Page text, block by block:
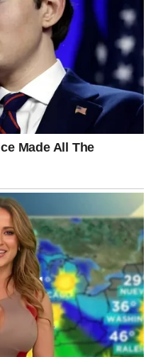
inspiracije. Onog
marta vraćaš veru u
ZA
I PRESEKE
bili primorani da urade
da preseku. Da kažu
Da ne budu